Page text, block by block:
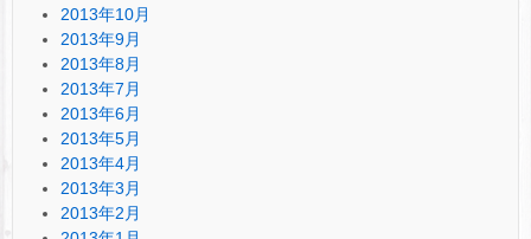
2013年10月
2013年9月
2013年8月
2013年7月
2013年6月
2013年5月
2013年4月
2013年3月
2013年2月